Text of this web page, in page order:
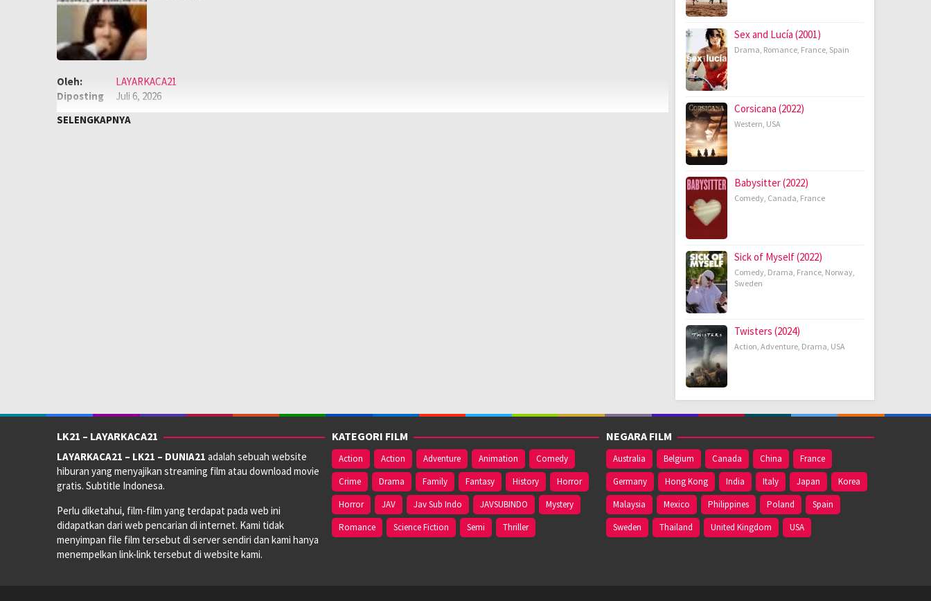
Oleh:
LAYARKACA21
Diposting
Juli 6, 2026
Kualitas:
HD
SELENGKAPNYA
Sex and Lucía (2001)
Drama, Romance, France, Spain
Corsicana (2022)
Western, USA
Babysitter (2022)
Comedy, Canada, France
Sick of Myself (2022)
Comedy, Drama, France, Norway,
Sweden
Twisters (2024)
Action, Adventure, Drama, USA
LK21 – LAYARKACA21
LAYARKACA21 – LK21 – DUNIA21 adalah sebuah website
hiburan yang menyajikan streaming film atau download movie
gratis. Subtitle Indonesa.
Perlu diketahui, film-film yang terdapat pada web ini
didapatkan dari web pencarian di internet. Kami tidak
menyimpan file film tersebut di server sendiri dan kami hanya
menempelkan link-link tersebut di website kami.
KATEGORI FILM
Action Action Adventure Animation
Comedy
Crime
Drama Family Fantasy History
Horror
Horror
JAV Jav Sub Indo JAVSUBINDO
Mystery
Romance
Science Fiction Semi Thriller
NEGARA FILM
Australia Belgium Canada China
France
Germany
Hong Kong India Italy Japan
Korea
Malaysia
Mexico Philippines Poland
Spain
Sweden
Thailand United Kingdom USA